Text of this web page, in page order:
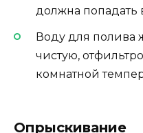
должна попадать
Воду для полива
чистую,
комнатной
Опрыскивание